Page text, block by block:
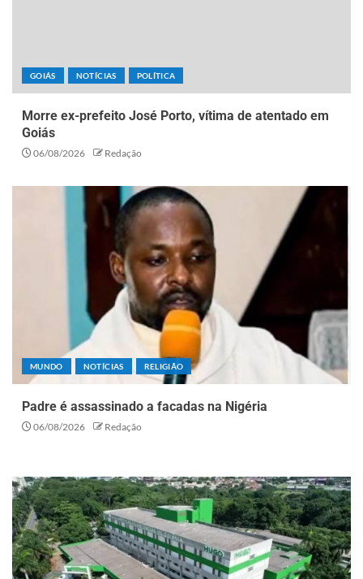
GOIÁS NOTÍCIAS POLÍTICA
Morre ex-prefeito José Porto, vítima de atentado em
Goiás
06/08/2026 Redação
MUNDO NOTÍCIAS RELIGIÃO
Padre é assassinado a facadas na Nigéria
06/08/2026 Redação